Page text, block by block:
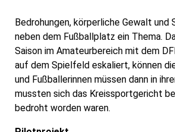
Bedrohungen, körperliche Gewalt
neben dem Fußballplatz ein Thema.
Saison im Amateurbereich mit dem
auf dem Spielfeld eskaliert, können
und Fußballerinnen müssen dann in
mussten sich das Kreissportgericht
bedroht worden waren.